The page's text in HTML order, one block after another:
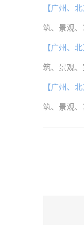
【广州、
筑、景观、
【广州、
筑、景观、
【广州、
筑、景观、